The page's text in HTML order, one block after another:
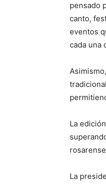
pensado
canto,
eventos
cada una
La
La